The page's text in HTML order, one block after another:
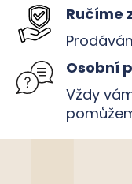
Ručíme
Osobní
Vždy